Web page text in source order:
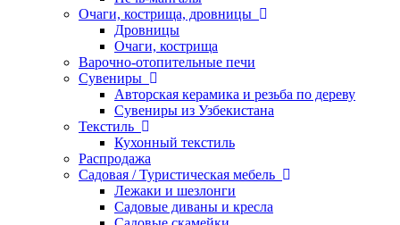
Очаги, кострища, дровницы
Дровницы
Очаги, кострища
Варочно-отопительные печи
Сувениры
Авторская керамика и резьба по дереву
Сувениры из Узбекистана
Текстиль
Кухонный текстиль
Распродажа
Садовая / Туристическая мебель
Лежаки и шезлонги
Садовые диваны и кресла